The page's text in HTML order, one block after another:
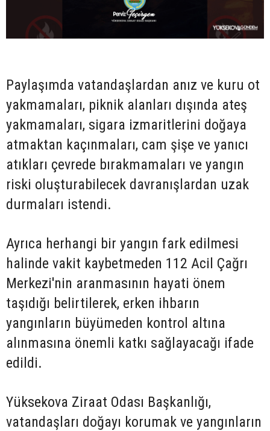
Paylaşımda vatandaşlardan anız ve kuru ot
yakmamaları, piknik alanları dışında ateş
yakmamaları, sigara izmaritlerini doğaya
atmaktan kaçınmaları, cam şişe ve yanıcı
atıkları çevrede bırakmamaları ve yangın
riski oluşturabilecek davranışlardan uzak
durmaları istendi.
Ayrıca herhangi bir yangın fark edilmesi
halinde vakit kaybetmeden 112 Acil Çağrı
Merkezi'nin aranmasının hayati önem
taşıdığı belirtilerek, erken ihbarın
yangınların büyümeden kontrol altına
alınmasına önemli katkı sağlayacağı ifade
edildi.
Yüksekova Ziraat Odası Başkanlığı,
vatandaşları doğayı korumak ve yangınların